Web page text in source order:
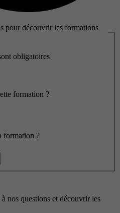
pour découvrir les formations
obligatoires
formation ?
formation ?
nos questions et découvrir les